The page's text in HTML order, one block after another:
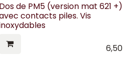
Dos de PM5 (version mat 621 +)
contacts piles. Vis
6,50